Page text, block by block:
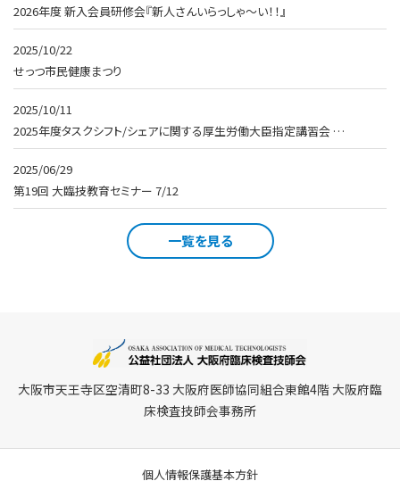
2026年度 新入会員研修会『新人さんいらっしゃ〜い！！』
2025/10/22
せっつ市民健康まつり
2025/10/11
2025年度タスクシフト/シェアに関する厚生労働大臣指定講習会 …
2025/06/29
第19回 大臨技教育セミナー 7/12
一覧を見る
大阪市天王寺区空清町8-33 大阪府医師協同組合東館4階 大阪府臨
床検査技師会事務所
個人情報保護基本方針